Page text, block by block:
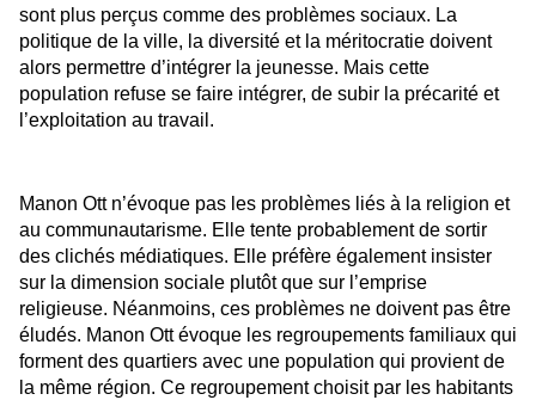
sont plus perçus comme des problèmes sociaux. La
politique de la ville, la diversité et la méritocratie doivent
alors permettre d’intégrer la jeunesse. Mais cette
population refuse se faire intégrer, de subir la précarité et
l’exploitation au travail.
Manon Ott n’évoque pas les problèmes liés à la religion et
au communautarisme. Elle tente probablement de sortir
des clichés médiatiques. Elle préfère également insister
sur la dimension sociale plutôt que sur l’emprise
religieuse. Néanmoins, ces problèmes ne doivent pas être
éludés. Manon Ott évoque les regroupements familiaux qui
forment des quartiers avec une population qui provient de
la même région. Ce regroupement choisit par les habitants